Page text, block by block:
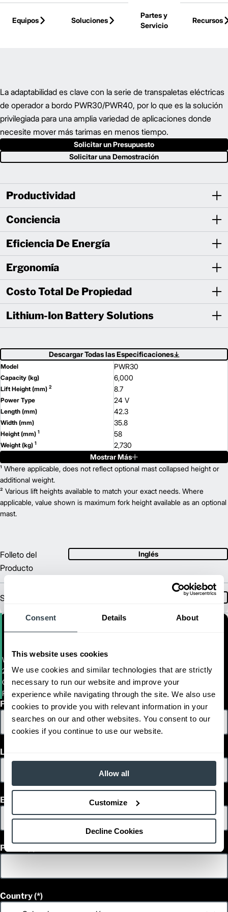
Consent Details About
This website uses cookies
We use cookies and similar technologies that are strictly
necessary to run our website and improve your
experience while navigating through the site. We also use
cookies to provide you with relevant information in your
searches on our and other websites. You consent to our
cookies if you continue to use our website.
Allow all
Customize
Decline Cookies
Equipos
Soluciones
Partes y
Servicio
Recursos
La adaptabilidad es clave con la serie de transpaletas eléctricas
de operador a bordo PWR30/PWR40, por lo que es la solución
privilegiada para una amplia variedad de aplicaciones donde
necesite mover más tarimas en menos tiempo.
Solicitar un Presupuesto
Solicitar una Demostración
Productividad
Conciencia
Eficiencia De Energía
Ergonomía
Costo Total De Propiedad
Lithium-Ion Battery Solutions
Descargar Todas las Especificaciones
Model PWR30
Capacity (kg) 6,000
Lift Height (mm) 2 8.7
Power Type 24 V
Length (mm) 42.3
Width (mm) 35.8
Height (mm) 1 58
Weight (kg) 1 2,730
PWR40
Capacity (kg) 8,000
Lift Height (mm)
Power Type 24 V
Length (mm) 42.5
Width (mm)
Mostrar Más
¹ Where applicable, does not reflect optional mast collapsed height or
additional weight.
² Various lift heights available to match your exact needs. Where
applicable, value shown is maximum fork height available as an optional
mast.
Folleto del
Producto
Inglés
Spec Sheet
Walkie End-Rider
2,700 - 3,600 kg. de capacidad de las Transpaletas Eléctricas de
Operador a Bordo
PWR30-PWR40
First Name
Last Name
Email
Phone
Country